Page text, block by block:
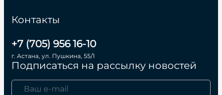
Контакты
+7 (705) 956 16-10
г. Астана, ул. Пушкина, 55/1
Подписаться на рассылку новостей